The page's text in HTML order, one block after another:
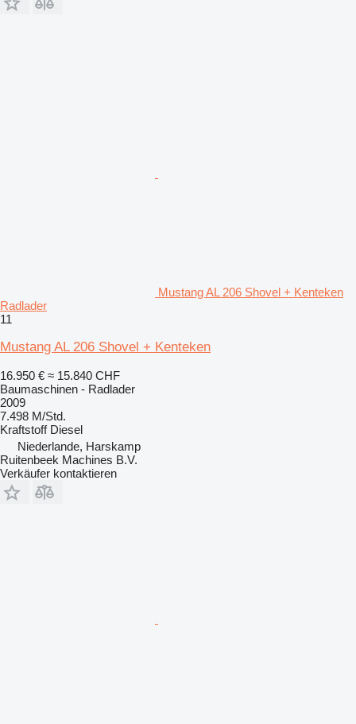
Mustang AL 206 Shovel + Kenteken
Radlader
11
Mustang AL 206 Shovel + Kenteken
16.950 € ≈ 15.840 CHF
Baumaschinen - Radlader
2009
7.498 M/Std.
Kraftstoff Diesel
Niederlande, Harskamp
Ruitenbeek Machines B.V.
Verkäufer kontaktieren